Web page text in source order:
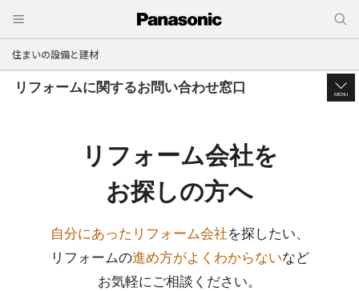
住まいの設備と建材
リフォームに関するお問い合わせ窓口 MENU
リフォーム会社を
お探しの方へ
自分にあったリフォーム会社を探したい、
リフォームの進め方がよくわからないなど
お気軽にご相談ください。